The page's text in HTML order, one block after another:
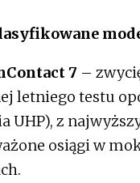
7 –
letniego testu
UHP), z
osiągi w